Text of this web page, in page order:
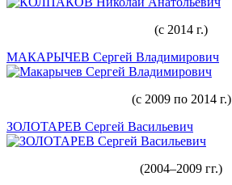
(с 2014 г.)
МАКАРЫЧЕВ Сергей Владимирович
(с 2009 по 2014 г.)
ЗОЛОТАРЕВ Сергей Васильевич
(2004–2009 гг.)